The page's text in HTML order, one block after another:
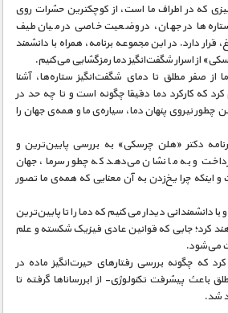
که در اطراف ما است، از کوچکترین حشرات روی
در جهان، در وضعیت خاصی در میان طیف
قرار دارد. در این مجموعه برنامه، همراه با دانشمند
از اسرار شگفت‌انگیز دما رمزگشایی می‌کنیم.
از صفر مطلق تا دمای شگفت‌انگیز ستاره‌ها، آشنا
که کارکرد دما دقیقا چگونه است و تا چه حد در
چطور نیروی پنهان دما، سیاره‌ی ما و همه‌ی جهان را
دکتر «هلن چرسکی» به بررسی پایین‌ترین و
و به ما نشان می‌دهد که چطور سرما، جهان
و اینکه چرا یخ‌زدن به آن معنایی که همه‌ی ما تصور
با دانشمندانی دیدار می‌کنیم که دما را تا پایین‌ترین
کرد؛ جایی که قوانین عادی فیزیک شکسته و علم
می‌شود.
که چگونه بررسی رفتارهای حیرت‌انگیز ماده در
باعث پیشرفت تکنولوژی- از ابررساناها گرفته تا
شد.